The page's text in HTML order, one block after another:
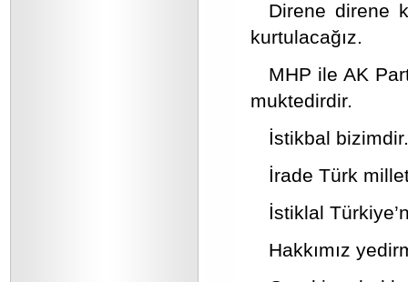
Direne direne
kurtulacağız.
MHP ile AK
muktedirdir.
İstikbal bizimdir.
İrade Türk
İstiklal
Hakkımız